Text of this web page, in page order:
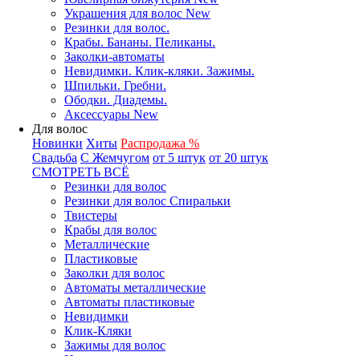
Украшения для волос New
Резинки для волос.
Крабы. Бананы. Пеликаны.
Заколки-автоматы
Невидимки. Клик-кляки. Зажимы.
Шпильки. Гребни.
Ободки. Диадемы.
Аксессуары New
Для волос
Новинки Хиты Распродажа %
Свадьба С Жемчугом от 5 штук от 20 штук
СМОТРЕТЬ ВСЁ
Резинки для волос
Резинки для волос Спиральки
Твистеры
Крабы для волос
Металлические
Пластиковые
Заколки для волос
Автоматы металлические
Автоматы пластиковые
Невидимки
Клик-Кляки
Зажимы для волос